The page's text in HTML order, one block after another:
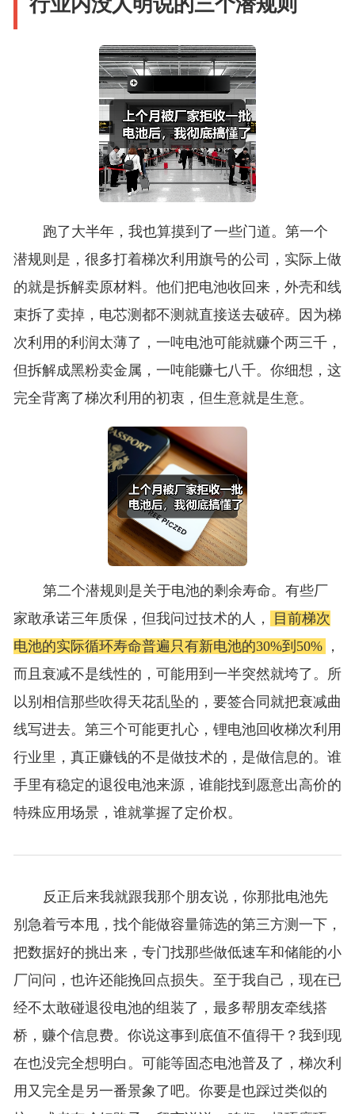
行业内没人明说的三个潜规则
跑了大半年，我也算摸到了一些门道。第一个
潜规则是，很多打着梯次利用旗号的公司，实际上做
的就是拆解卖原材料。他们把电池收回来，外壳和线
束拆了卖掉，电芯测都不测就直接送去破碎。因为梯
次利用的利润太薄了，一吨电池可能就赚个两三千，
但拆解成黑粉卖金属，一吨能赚七八千。你细想，这
完全背离了梯次利用的初衷，但生意就是生意。
第二个潜规则是关于电池的剩余寿命。有些厂
家敢承诺三年质保，但我问过技术的人，
目前梯次
电池的实际循环寿命普遍只有新电池的30%到50%
，
而且衰减不是线性的，可能用到一半突然就垮了。所
以别相信那些吹得天花乱坠的，要签合同就把衰减曲
线写进去。第三个可能更扎心，锂电池回收梯次利用
行业里，真正赚钱的不是做技术的，是做信息的。谁
手里有稳定的退役电池来源，谁能找到愿意出高价的
特殊应用场景，谁就掌握了定价权。
反正后来我就跟我那个朋友说，你那批电池先
别急着亏本甩，找个能做容量筛选的第三方测一下，
把数据好的挑出来，专门找那些做低速车和储能的小
厂问问，也许还能挽回点损失。至于我自己，现在已
经不太敢碰退役电池的组装了，最多帮朋友牵线搭
桥，赚个信息费。你说这事到底值不值得干？我到现
在也没完全想明白。可能等固态电池普及了，梯次利
用又完全是另一番景象了吧。你要是也踩过类似的